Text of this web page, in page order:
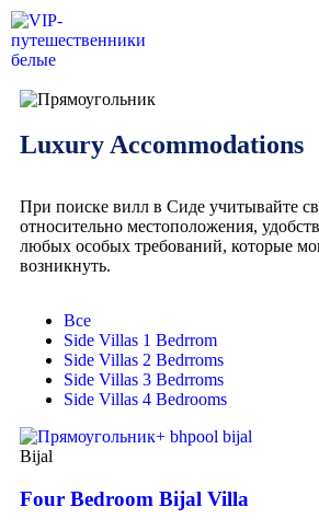
Luxury Accommodations
При поиске вилл в Сиде учитывайте
относительно местоположения,
любых особых требований, которые
возникнуть.
Все
Side Villas 1 Bedrrom
Side Villas 2 Bedrroms
Side Villas 3 Bedrroms
Side Villas 4 Bedrooms
Bijal
Four Bedroom Bijal Villa